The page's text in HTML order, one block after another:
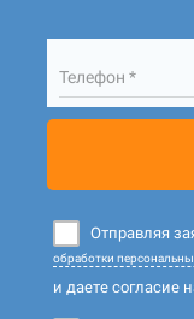
Телефон *
Отправляя
обработки
и даете согласие